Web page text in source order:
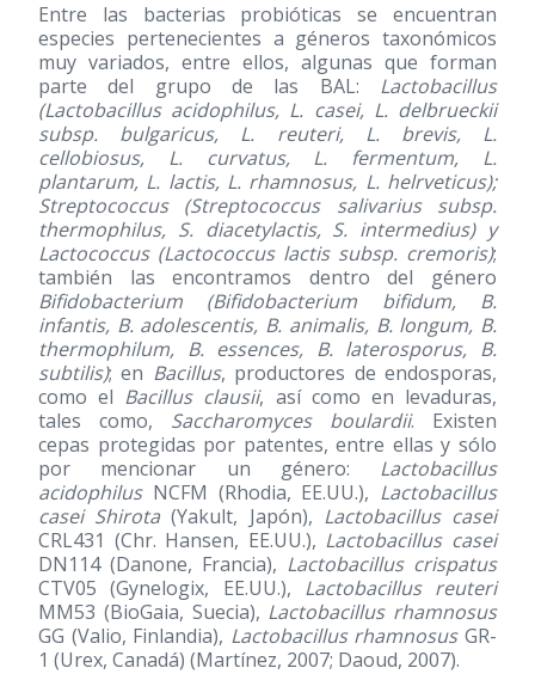
Entre las bacterias probióticas se encuentran
especies pertenecientes a géneros taxonómicos
muy variados, entre ellos, algunas que forman
parte del grupo de las BAL: Lactobacillus
(Lactobacillus acidophilus, L. casei, L. delbrueckii
subsp. bulgaricus, L. reuteri, L. brevis, L.
cellobiosus, L. curvatus, L. fermentum, L.
plantarum, L. lactis, L. rhamnosus, L. helrveticus);
Streptococcus (Streptococcus salivarius subsp.
thermophilus, S. diacetylactis, S. intermedius) y
Lactococcus (Lactococcus lactis subsp. cremoris);
también las encontramos dentro del género
Bifidobacterium (Bifidobacterium bifidum, B.
infantis, B. adolescentis, B. animalis, B. longum, B.
thermophilum, B. essences, B. laterosporus, B.
subtilis); en Bacillus, productores de endosporas,
como el Bacillus clausii, así como en levaduras,
tales como, Saccharomyces boulardii. Existen
cepas protegidas por patentes, entre ellas y sólo
por mencionar un género: Lactobacillus
acidophilusNCFM (Rhodia, EE.UU.), Lactobacillus
casei Shirota (Yakult, Japón), Lactobacillus casei
CRL431 (Chr. Hansen, EE.UU.), Lactobacillus casei
DN114 (Danone, Francia), Lactobacillus crispatus
CTV05 (Gynelogix, EE.UU.), Lactobacillus reuteri
MM53 (BioGaia, Suecia), Lactobacillus rhamnosus
GG (Valio, Finlandia), Lactobacillus rhamnosusGR-
1 (Urex, Canadá) (Martínez, 2007; Daoud, 2007).